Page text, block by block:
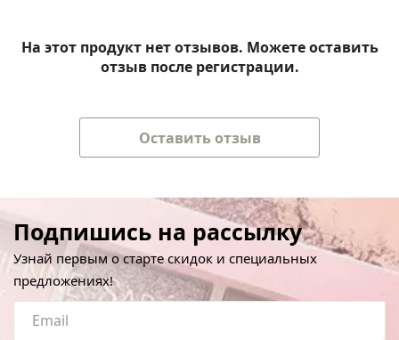
На этот продукт нет отзывов. Можете оставить
отзыв после регистрации.
Оставить отзыв
Подпишись на рассылку
Узнай первым о старте скидок и специальных
предложениях!